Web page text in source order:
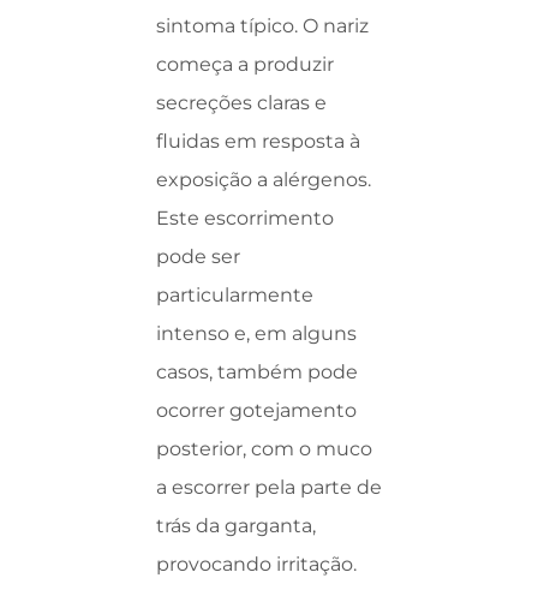
sintoma típico. O nariz
começa a produzir
secreções claras e
fluidas em resposta à
exposição a alérgenos.
Este escorrimento
pode ser
particularmente
intenso e, em alguns
casos, também pode
ocorrer gotejamento
posterior, com o muco
a escorrer pela parte de
trás da garganta,
provocando irritação.